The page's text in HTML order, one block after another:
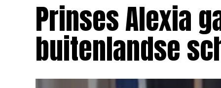
Prinses Alexia
buitenlandse